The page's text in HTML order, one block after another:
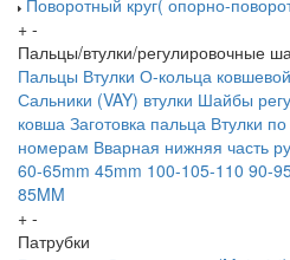
Поворотный круг( опорно-
+ -
Пальцы/втулки/регулировочные
Пальцы Втулки О-кольца
Сальники (VAY) втулки Шайбы
ковша Заготовка пальца Втулки
номерам Вварная нижняя часть
60-65mm 45mm 100-105-110 90-
85MM
+ -
Патрубки